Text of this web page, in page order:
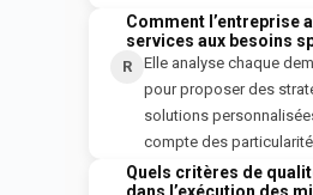
Comment l’entreprise
services aux besoins
R
Elle analyse chaque
pour proposer des
solutions
compte des
Quels critères de